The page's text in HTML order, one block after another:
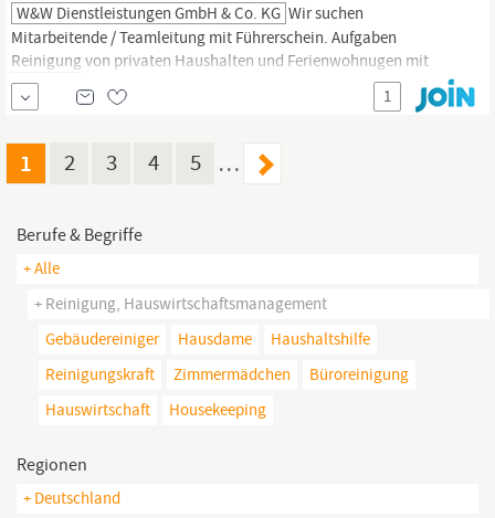
W&W Dienstleistungen GmbH & Co. KG Wir suchen
Mitarbeitende / Teamleitung mit Führerschein. Aufgaben
Reinigungvon privaten Haushalten und Ferienwohnugen mit
eigenem Team Koordination und Leitung des
Reinigungsteams
für Haushalte und Ferienwohnungen Sicherstellen der Einhaltung
Zuweisung von Reinigungsterminen und Aufgaben an das...
1
1 2 3 4 5 …
Berufe & Begriffe
+ Alle
+ Reinigung, Hauswirtschaftsmanagement
Gebäudereiniger
Hausdame
Haushaltshilfe
Reinigungskraft
Zimmermädchen
Büroreinigung
Hauswirtschaft
Housekeeping
Regionen
+ Deutschland